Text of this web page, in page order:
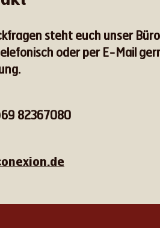
steht euch unser
oder per E-Mail
82367080